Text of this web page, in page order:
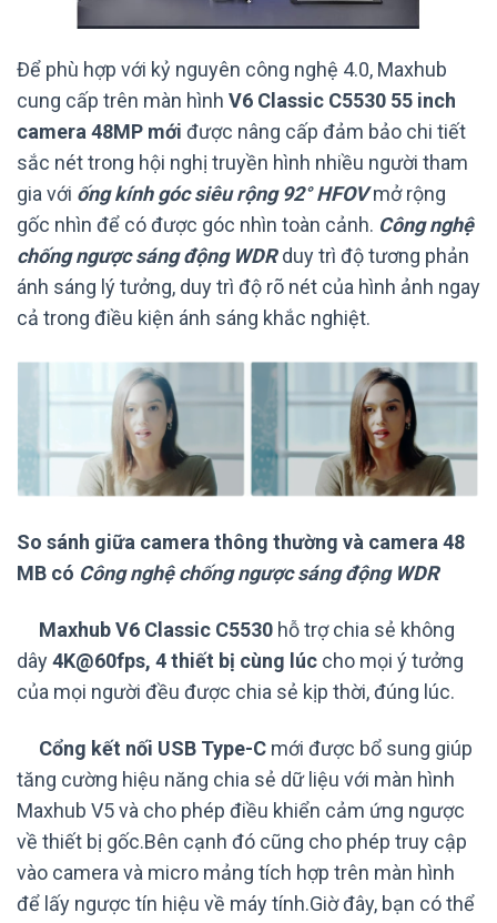
Để phù hợp với kỷ nguyên công nghệ 4.0, Maxhub
cung cấp trên màn hình V6 Classic C5530 55 inch
camera 48MP mới được nâng cấp đảm bảo chi tiết
sắc nét trong hội nghị truyền hình nhiều người tham
gia với ống kính góc siêu rộng 92° HFOVmở rộng
gốc nhìn để có được góc nhìn toàn cảnh. Công nghệ
chống ngược sáng động WDRduy trì độ tương phản
ánh sáng lý tưởng, duy trì độ rõ nét của hình ảnh ngay
cả trong điều kiện ánh sáng khắc nghiệt.
So sánh giữa camera thông thường và camera 48
MB có Công nghệ chống ngược sáng động WDR
Maxhub V6 Classic C5530 hỗ trợ chia sẻ không
dây4K@60fps, 4 thiết bị cùng lúc cho mọi ý tưởng
của mọi người đều được chia sẻ kịp thời, đúng lúc.
Cổng kết nối USB Type-C mới được bổ sung giúp
tăng cường hiệu năng chia sẻ dữ liệu với màn hình
Maxhub V5 và cho phép điều khiển cảm ứng ngược
về thiết bị gốc.Bên cạnh đó cũng cho phép truy cập
vào camera và micro mảng tích hợp trên màn hình
để lấy ngược tín hiệu về máy tính.Giờ đây, bạn có thể